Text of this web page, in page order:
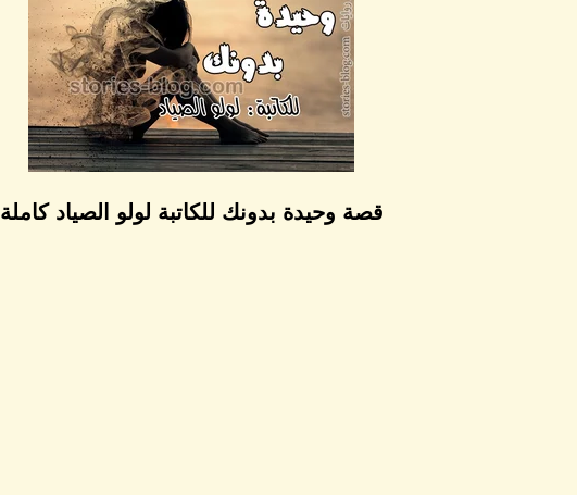
قصة وحيدة بدونك للكاتبة لولو الصياد كاملة